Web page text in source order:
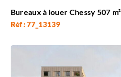
Bureaux à louer Chessy 507 m²
Réf : 77_13139